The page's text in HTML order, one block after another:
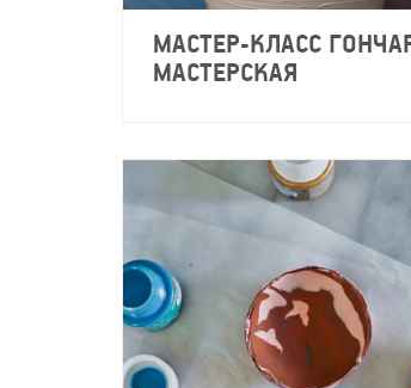
МАСТЕР-КЛАСС
МАСТЕРСКАЯ